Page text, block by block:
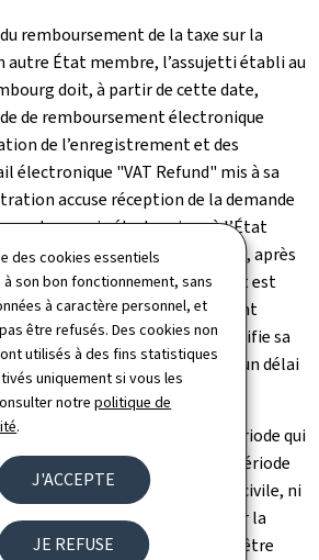
des cookies essentiels
à son bon fonctionnement, sans
à caractère personnel, et
être refusés. Des cookies non
utilisés à des fins statistiques
uniquement si vous les
notrepolitique de
.
J'ACCEPTE
JE REFUSE
remboursement de la taxe sur la
autre État membre, l’assujetti établi au
doit, à partir de cette date,
de remboursement électronique
de l’enregistrement et des
électronique "VAT Refund" mis à sa
accuse réception de la demande
par voie électronique à l’État
le remboursement est sollicité, après
de validité, dont le résultat est
membre de remboursement
demande au requérant et lui notifie sa
ou de rejet de la demande dans un délai
de la réception.
doit porter sur une période qui
mois civils, sauf au cas où la période
constitue le solde d’une année civile, ni
civile. Le montant de la taxe sur la
demande se rapporte ne peut être